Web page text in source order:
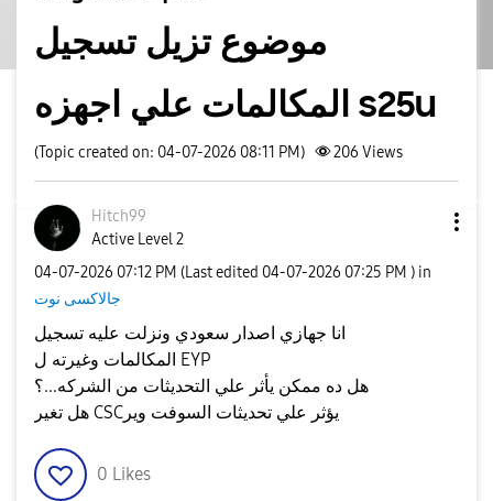
موضوع تزيل تسجيل
المكالمات علي اجهزه s25u
(Topic created on: 04-07-2026 08:11 PM) 206 Views
Hitch99
Active Level 2
‎04-07-2026 07:12 PM (Last edited ‎04-07-2026 07:25 PM ) in
جالاكسى نوت
انا جهازي اصدار سعودي ونزلت عليه تسجيل
المكالمات وغيرته ل EYP
هل ده ممكن يأثر علي التحديثات من الشركه...؟
هل تغير CSCيؤثر علي تحديثات السوفت وير
0 Likes